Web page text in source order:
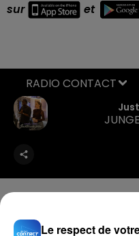
sur
et
Le respect de